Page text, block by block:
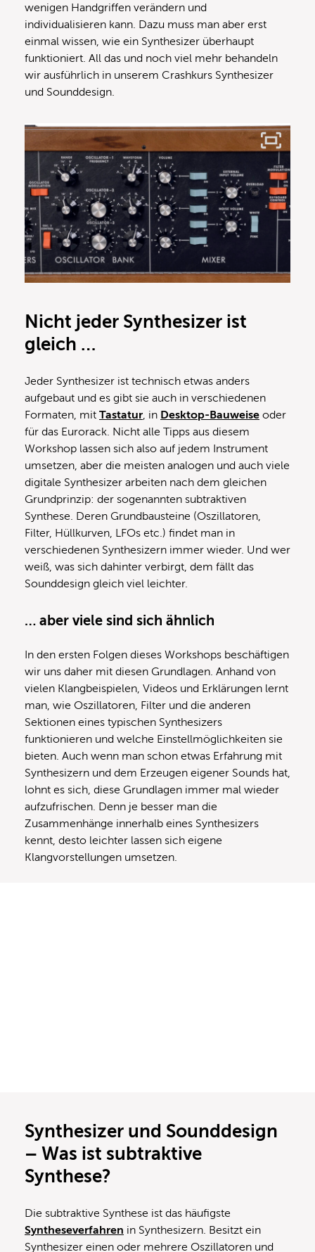
wenigen Handgriffen verändern und
individualisieren kann. Dazu muss man aber erst
einmal wissen, wie ein Synthesizer überhaupt
funktioniert. All das und noch viel mehr behandeln
wir ausführlich in unserem Crashkurs Synthesizer
und Sounddesign.
Nicht jeder Synthesizer ist
gleich …
Jeder Synthesizer ist technisch etwas anders
aufgebaut und es gibt sie auch in verschiedenen
Formaten, mit Tastatur, in Desktop-Bauweise oder
für das Eurorack. Nicht alle Tipps aus diesem
Workshop lassen sich also auf jedem Instrument
umsetzen, aber die meisten analogen und auch viele
digitale Synthesizer arbeiten nach dem gleichen
Grundprinzip: der sogenannten subtraktiven
Synthese. Deren Grundbausteine (Oszillatoren,
Filter, Hüllkurven, LFOs etc.) findet man in
verschiedenen Synthesizern immer wieder. Und wer
weiß, was sich dahinter verbirgt, dem fällt das
Sounddesign gleich viel leichter.
… aber viele sind sich ähnlich
In den ersten Folgen dieses Workshops beschäftigen
wir uns daher mit diesen Grundlagen. Anhand von
vielen Klangbeispielen, Videos und Erklärungen lernt
man, wie Oszillatoren, Filter und die anderen
Sektionen eines typischen Synthesizers
funktionieren und welche Einstellmöglichkeiten sie
bieten. Auch wenn man schon etwas Erfahrung mit
Synthesizern und dem Erzeugen eigener Sounds hat,
lohnt es sich, diese Grundlagen immer mal wieder
aufzufrischen. Denn je besser man die
Zusammenhänge innerhalb eines Synthesizers
kennt, desto leichter lassen sich eigene
Klangvorstellungen umsetzen.
Synthesizer und Sounddesign
– Was ist subtraktive
Synthese?
Die subtraktive Synthese ist das häufigste
Syntheseverfahren in Synthesizern. Besitzt ein
Synthesizer einen oder mehrere Oszillatoren und